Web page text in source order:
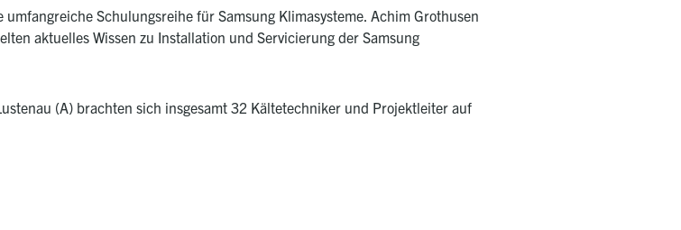
Schulungsreihe für Samsung Klimasysteme. Achim Grothusen
aktuelles Wissen zu Installation und Servicierung der Samsung
(A) brachten sich insgesamt 32 Kältetechniker und Projektleiter auf